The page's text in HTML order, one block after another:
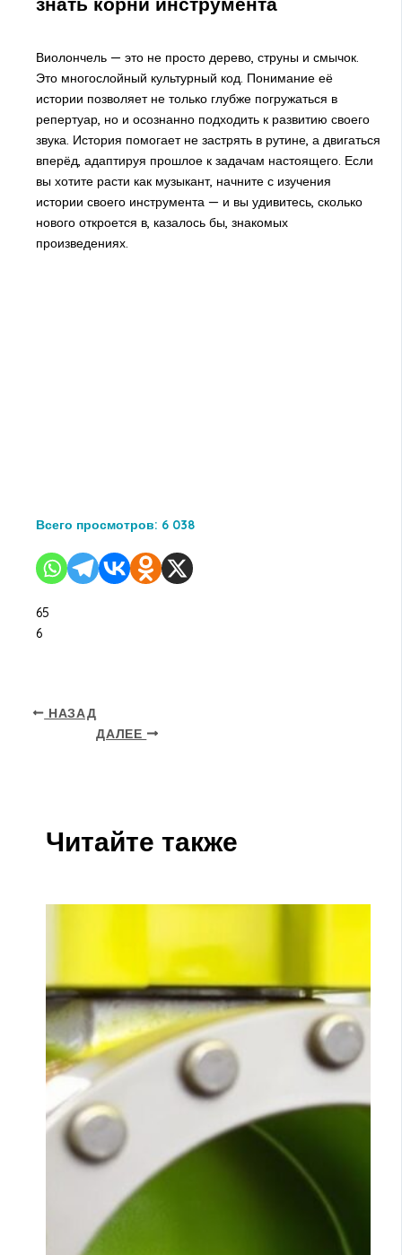
Виолончель — это не просто дерево, струны и смычок.
Это многослойный культурный код. Понимание её
истории позволяет не только глубже погружаться в
репертуар, но и осознанно подходить к развитию своего
звука. История помогает не застрять в рутине, а двигаться
вперёд, адаптируя прошлое к задачам настоящего. Если
вы хотите расти как музыкант, начните с изучения
истории своего инструмента — и вы удивитесь, сколько
нового откроется в, казалось бы, знакомых
произведениях.
Всего просмотров: 6 038
65
6
НАЗАД
ДАЛЕЕ
Читайте также